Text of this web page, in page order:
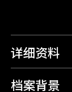
详细资料
档案背景